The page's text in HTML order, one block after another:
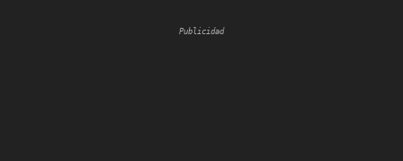
Publicidad